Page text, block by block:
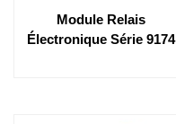
Module Relais
Électronique Série 9174